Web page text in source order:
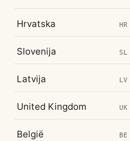
Hrvatska HR
Slovenija SL
Latvija LV
United Kingdom UK
België BE